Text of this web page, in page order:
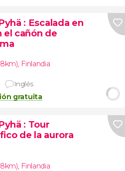
: Escalada en
el cañón de
, Finlandia
Inglés
gratuita
: Tour
de la aurora
, Finlandia